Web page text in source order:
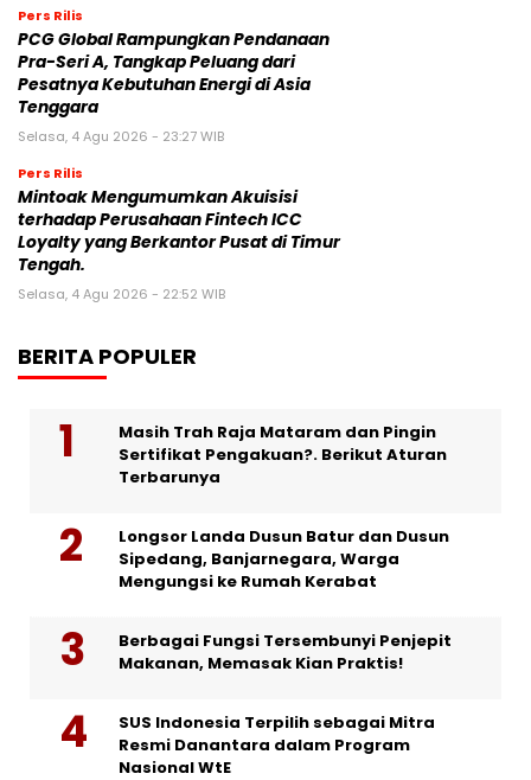
Pers Rilis
PCG Global Rampungkan Pendanaan
Pra-Seri A, Tangkap Peluang dari
Pesatnya Kebutuhan Energi di Asia
Tenggara
Selasa, 4 Agu 2026 - 23:27 WIB
Pers Rilis
Mintoak Mengumumkan Akuisisi
terhadap Perusahaan Fintech ICC
Loyalty yang Berkantor Pusat di Timur
Tengah.
Selasa, 4 Agu 2026 - 22:52 WIB
BERITA POPULER
Masih Trah Raja Mataram dan Pingin
Sertifikat Pengakuan?. Berikut Aturan
Terbarunya
Longsor Landa Dusun Batur dan Dusun
Sipedang, Banjarnegara, Warga
Mengungsi ke Rumah Kerabat
Berbagai Fungsi Tersembunyi Penjepit
Makanan, Memasak Kian Praktis!
SUS Indonesia Terpilih sebagai Mitra
Resmi Danantara dalam Program
Nasional WtE